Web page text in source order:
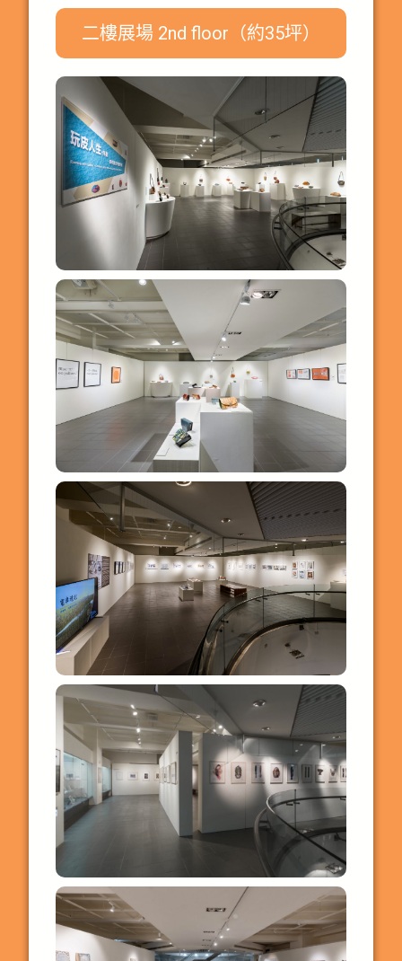
二樓展場 2nd floor（約35坪）